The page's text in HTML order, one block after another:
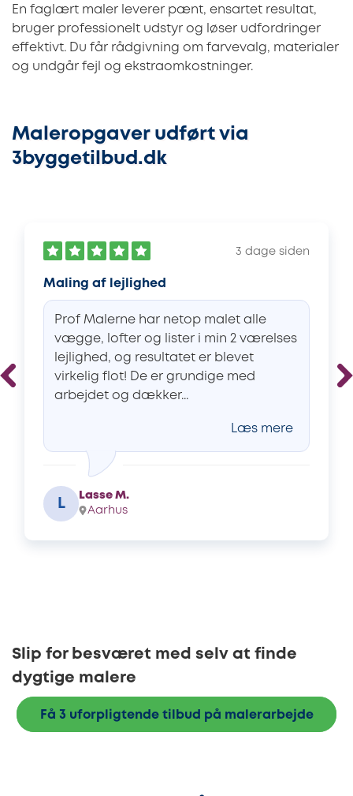
En faglært maler leverer pænt, ensartet resultat,
bruger professionelt udstyr og løser udfordringer
effektivt. Du får rådgivning om farvevalg, materialer
og undgår fejl og ekstraomkostninger.
Maleropgaver udført via
3byggetilbud.dk
3 dage siden
Maling af lejlighed
Prof Malerne har netop malet alle
vægge, lofter og lister i min 2 værelses
lejlighed, og resultatet er blevet
virkelig flot! De er grundige med
arbejdet og dækker...
Læs mere
L
Lasse M.
Aarhus
Slip for besværet med selv at finde
dygtige malere
Få 3 uforpligtende tilbud på malerarbejde